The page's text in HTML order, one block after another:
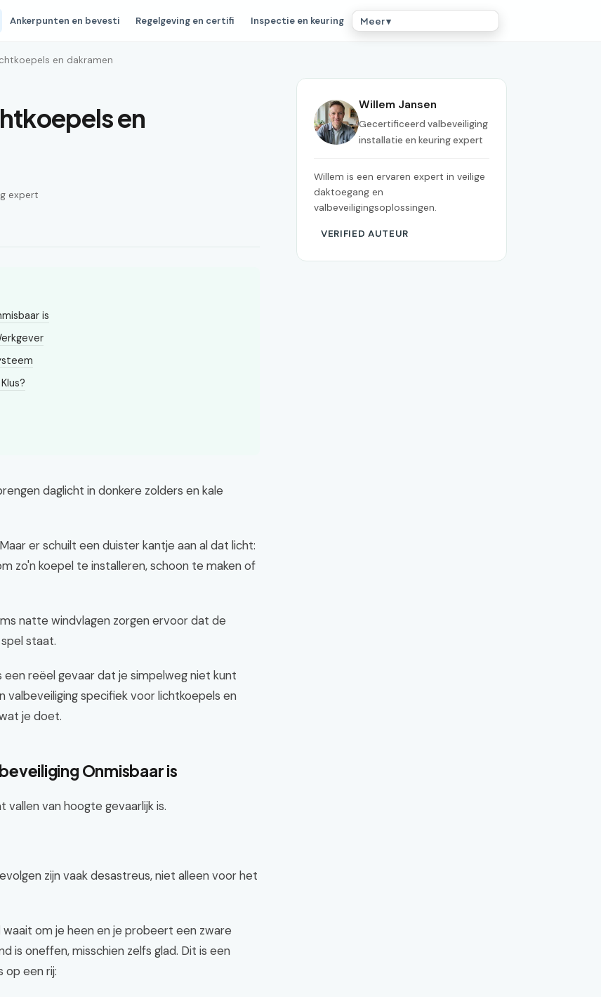
Ankerpunten en bevesti Regelgeving en certifi Inspectie en keuring Meer ▾
en dakramen
en
expert
is
daglicht in donkere zolders en kale
er schuilt een duister kantje aan al dat licht:
zo'n koepel te installeren, schoon te maken of
natte windvlagen zorgen ervoor dat de
staat.
een reëel gevaar dat je simpelweg niet kunt
valbeveiliging specifiek voor lichtkoepels en
je doet.
Onmisbaar is
van hoogte gevaarlijk is.
zijn vaak desastreus, niet alleen voor het
om je heen en je probeert een zware
is oneffen, misschien zelfs glad. Dit is een
op een rij:
Willem Jansen
Gecertificeerd valbeveiliging
installatie en keuring expert
Willem is een ervaren expert in veilige
daktoegang en
valbeveiligingsoplossingen.
VERIFIED AUTEUR